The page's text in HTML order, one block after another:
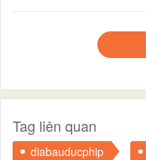
Tag liên quan
diabauducphip